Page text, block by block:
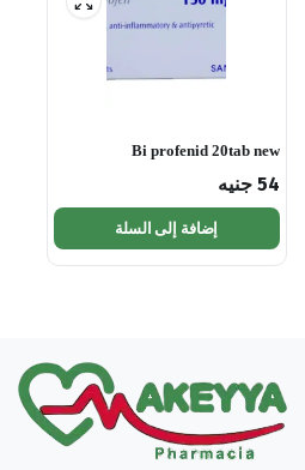
Bi profenid 20tab new
54 جنيه
إضافة إلى السلة